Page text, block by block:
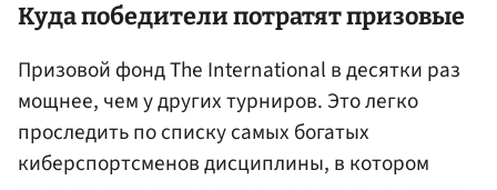
Куда победители потратят призовые
Призовой фонд The International в десятки раз
мощнее, чем у других турниров. Это легко
проследить по списку самых богатых
киберспортсменов дисциплины, в котором